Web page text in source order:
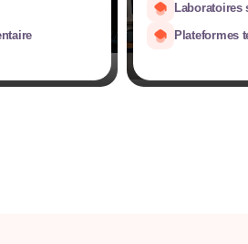
Laboratoires
Plateformes